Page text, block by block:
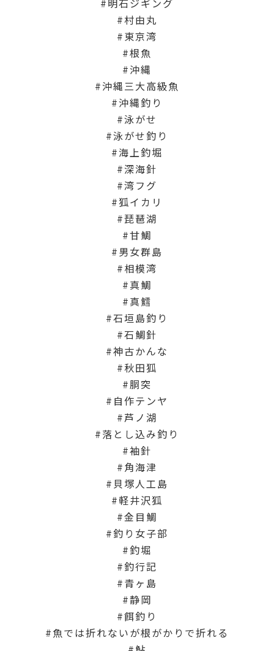
村由丸
東京湾
根魚
沖縄
沖縄三大高級魚
沖縄釣り
泳がせ
泳がせ釣り
海上釣堀
深海針
湾フグ
狐イカリ
琵琶湖
甘鯛
男女群島
相模湾
真鯛
真鱈
石垣島釣り
石鯛針
神古かんな
秋田狐
胴突
自作テンヤ
芦ノ湖
落とし込み釣り
袖針
角海津
貝塚人工島
軽井沢狐
金目鯛
釣り女子部
釣堀
釣行記
青ヶ島
静岡
餌釣り
魚では折れないが根がかりで折れる